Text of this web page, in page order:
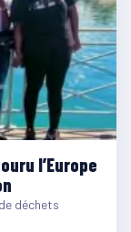
l’Europe
déchets